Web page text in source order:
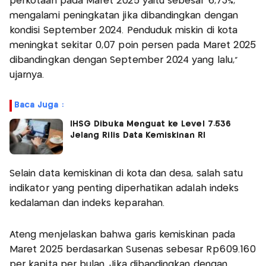
mengalami peningkatan jika dibandingkan dengan
kondisi September 2024. Penduduk miskin di kota
meningkat sekitar 0,07 poin persen pada Maret 2025
dibandingkan dengan September 2024 yang lalu,"
ujarnya.
Baca Juga :
IHSG Dibuka Menguat ke Level 7.536
Jelang Rilis Data Kemiskinan RI
Selain data kemiskinan di kota dan desa, salah satu
indikator yang penting diperhatikan adalah indeks
kedalaman dan indeks keparahan.
Ateng menjelaskan bahwa garis kemiskinan pada
Maret 2025 berdasarkan Susenas sebesar Rp609.160